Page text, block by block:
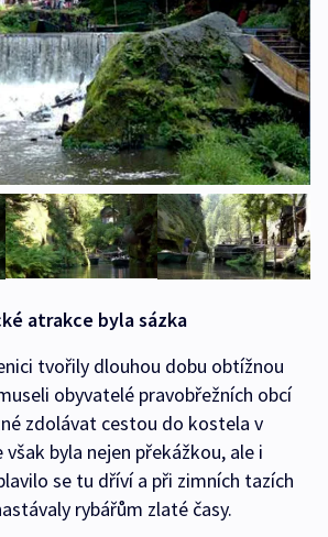
atrakce byla sázka
tvořily dlouhou dobu obtížnou
obyvatelé pravobřežních obcí
zdolávat cestou do kostela v
však byla nejen překážkou, ale i
se tu dříví a při zimních tazích
rybářům zlaté časy.